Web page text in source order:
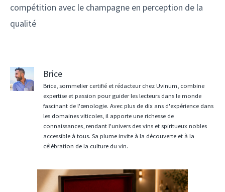
compétition avec le champagne en perception de la
qualité
Brice
Brice, sommelier certifié et rédacteur chez Uvinum, combine
expertise et passion pour guider les lecteurs dans le monde
fascinant de l'œnologie. Avec plus de dix ans d'expérience dans
les domaines viticoles, il apporte une richesse de
connaissances, rendant l'univers des vins et spiritueux nobles
accessible à tous. Sa plume invite à la découverte et à la
célébration de la culture du vin.